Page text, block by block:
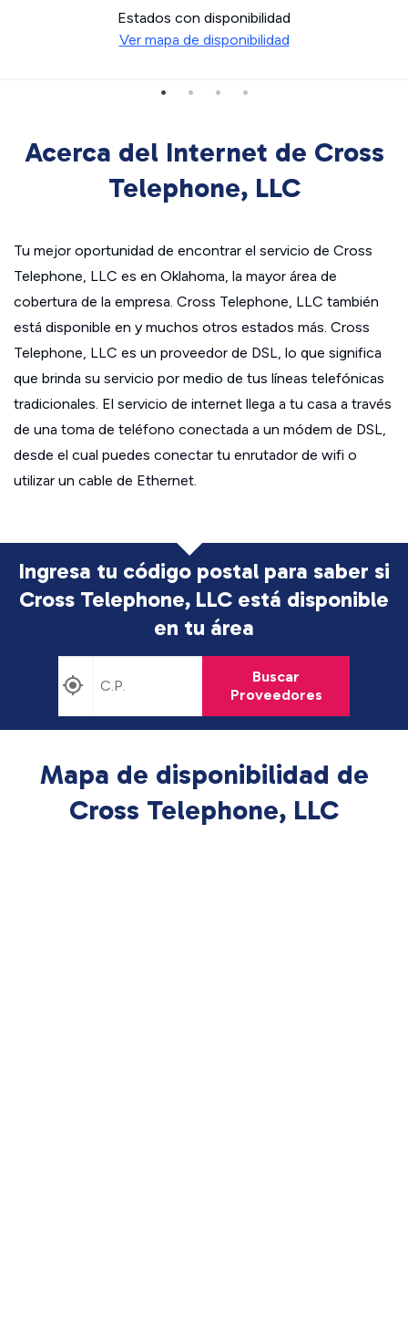
Estados con disponibilidad
Ver mapa de disponibilidad
Acerca del Internet de Cross
Telephone, LLC
Tu mejor oportunidad de encontrar el servicio de Cross
Telephone, LLC es en Oklahoma, la mayor área de
cobertura de la empresa. Cross Telephone, LLC también
está disponible en y muchos otros estados más. Cross
Telephone, LLC es un proveedor de DSL, lo que significa
que brinda su servicio por medio de tus líneas telefónicas
tradicionales. El servicio de internet llega a tu casa a través
de una toma de teléfono conectada a un módem de DSL,
desde el cual puedes conectar tu enrutador de wifi o
utilizar un cable de Ethernet.
Ingresa tu código postal para saber si
Cross Telephone, LLC está disponible
en tu área
Buscar
Proveedores
Mapa de disponibilidad de
Cross Telephone, LLC